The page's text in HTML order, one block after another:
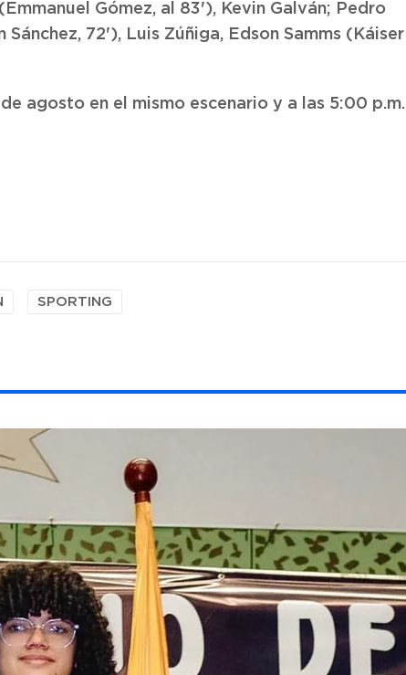
Gómez, al 83'), Kevin Galván; Pedro
72'), Luis Zúñiga, Edson Samms (Káiser
agosto en el mismo escenario y a las 5:00 p.m.
SPORTING